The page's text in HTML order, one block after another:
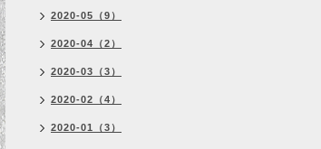
2020-05（9）
2020-04（2）
2020-03（3）
2020-02（4）
2020-01（3）